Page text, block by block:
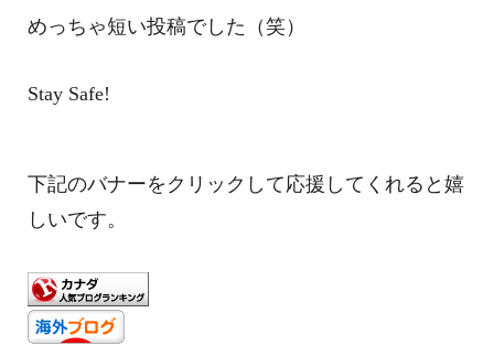
めっちゃ短い投稿でした（笑）
Stay Safe!
下記のバナーをクリックして応援してくれると嬉
しいです。